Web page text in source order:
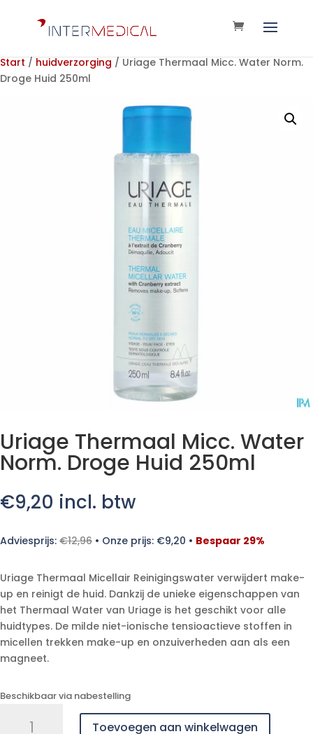
Start / huidverzorging / Uriage Thermaal Micc. Water Norm.
Droge Huid 250ml
Uriage Thermaal Micc. Water
Norm. Droge Huid 250ml
€9,20 incl. btw
Adviesprijs: €12,96 • Onze prijs: €9,20 • Bespaar 29%
Uriage Thermaal Micellair Reinigingswater verwijdert make-
up en reinigt de huid. Dankzij de unieke eigenschappen van
het Thermaal Water van Uriage is het geschikt voor alle
huidtypes. De milde niet-ionische tensioactieve stoffen in
micellen trekken make-up en onzuiverheden aan als een
magneet.
Beschikbaar via nabestelling
Thermaal
Toevoegen aan winkelwagen